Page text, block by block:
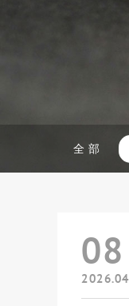
全 部
08
2026.04